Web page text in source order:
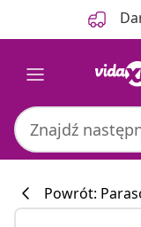
Powrót: